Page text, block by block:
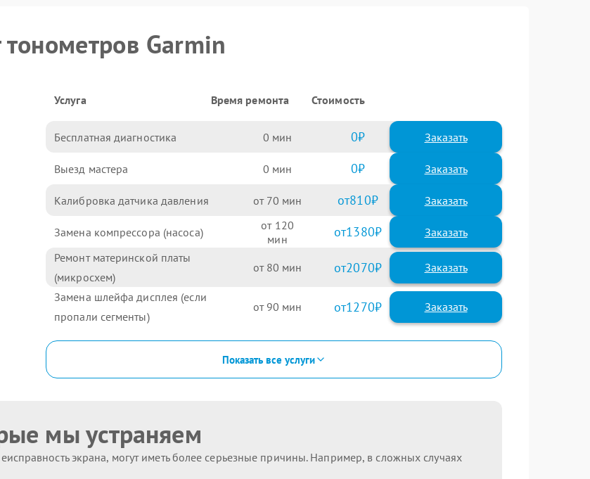
Garmin
Услуга Время ремонта Стоимость
Бесплатная диагностика 0 0 Заказать
Выезд мастера 0 0 Заказать
Калибровка датчика давления 70 810
Замена компрессора (насоса) 120 1380
Ремонт материнской платы
(микросхем)
80 2070
Замена шлейфа дисплея (если
пропали сегменты)
90 1270
Показать все услуги
мы устраняем
экрана, могут иметь более серьезные причины. Например, в сложных случаях